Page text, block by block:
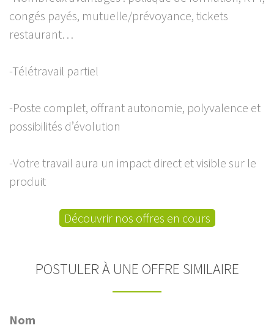
congés payés, mutuelle/prévoyance, tickets
restaurant…
-Télétravail partiel
-Poste complet, offrant autonomie, polyvalence et
possibilités d’évolution
-Votre travail aura un impact direct et visible sur le
produit
Découvrir nos offres en cours
POSTULER À UNE OFFRE SIMILAIRE
Nom